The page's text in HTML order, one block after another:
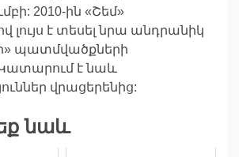
2010-ին «Շեմ»
լույս է տեսել նրա անդրանիկ
պատմվածքների
Կատարում է նաև
վրացերենից:
նաև